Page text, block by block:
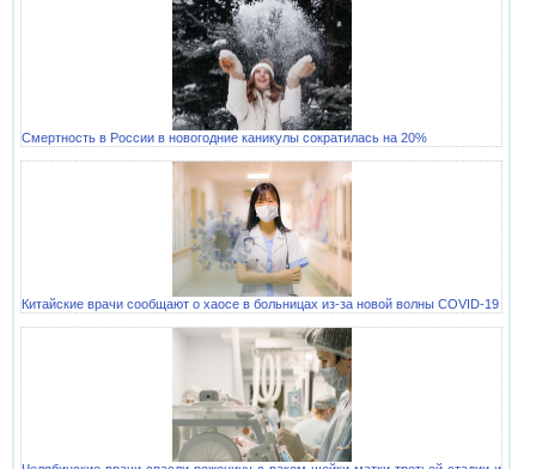
Смертность в России в новогодние каникулы сократилась на 20%
Китайские врачи сообщают о хаосе в больницах из-за новой волны COVID-19